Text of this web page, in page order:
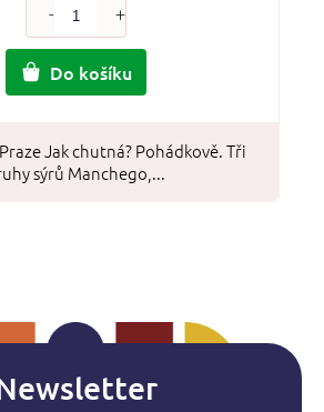
Do košíku
Jak chutná? Pohádkově. Tři
sýrů Manchego,...